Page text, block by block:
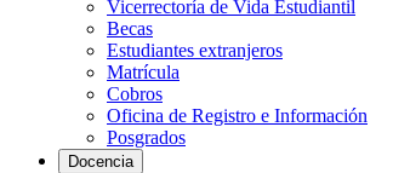
Vicerrectoría de Vida Estudiantil
Becas
Estudiantes extranjeros
Matrícula
Cobros
Oficina de Registro e Información
Posgrados
Docencia